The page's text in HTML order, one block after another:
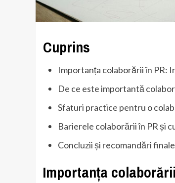
Cuprins
Importanța colaborării în PR:
De ce este importantă
Sfaturi practice pentru o
Barierele colaborării în PR și
Concluzii și recomandări finale
Importanța